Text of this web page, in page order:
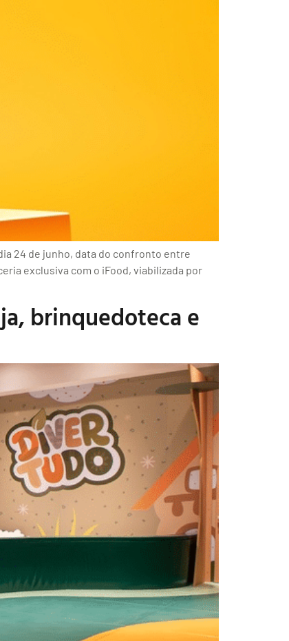
24 de junho, data do confronto entre
exclusiva com o iFood, viabilizada por
brinquedoteca e